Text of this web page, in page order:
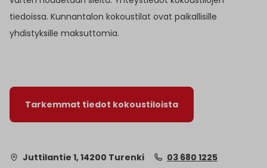
tiedoissa. Kunnantalon kokoustilat ovat paikallisille
yhdistyksille maksuttomia.
Tarkemmat tiedot kokoustiloista
Juttilantie 1, 14200 Turenki 03 680 1225